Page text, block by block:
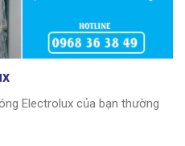
Electrolux của bạn thường